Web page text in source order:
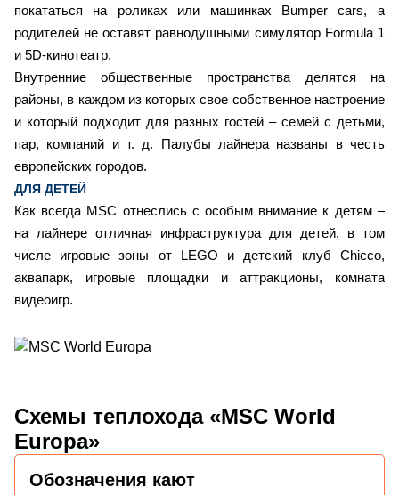
покататься на роликах или машинках Bumper cars, а
родителей не оставят равнодушными симулятор Formula 1
и 5D-кинотеатр.
Внутренние общественные пространства делятся на
районы, в каждом из которых свое собственное настроение
и который подходит для разных гостей – семей с детьми,
пар, компаний и т. д. Палубы лайнера названы в честь
европейских городов.
ДЛЯ ДЕТЕЙ
Как всегда MSC отнеслись с особым внимание к детям –
на лайнере отличная инфраструктура для детей, в том
числе игровые зоны от LEGO и детский клуб Chicco,
аквапарк, игровые площадки и аттракционы, комната
видеоигр.
Схемы теплохода «MSC World
Europa»
Обозначения кают